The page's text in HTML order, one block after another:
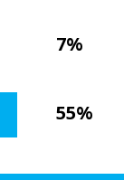
7%
55%